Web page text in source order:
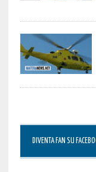
DIVENTA FAN SU